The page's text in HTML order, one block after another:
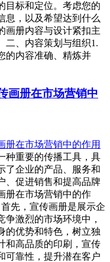
目标和定位。考虑您的
息，以及希望达到什么
画册内容与设计紧扣主
二、内容策划与组织1.
的内容准确、精炼并
画册在市场营销中
种重要的传播工具，具
了企业的产品、服务和
、促进销售和提高品牌
册在市场营销中的作
先，宣传画册是展示企
争激烈的市场环境中，
的优势和特色，树立独
和高品质的印刷，宣传
可靠性，提升潜在客户